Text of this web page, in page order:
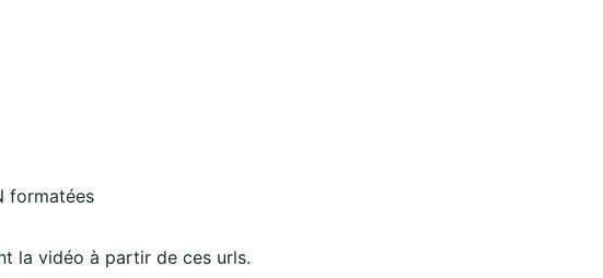
formatées
la vidéo à partir de ces urls.